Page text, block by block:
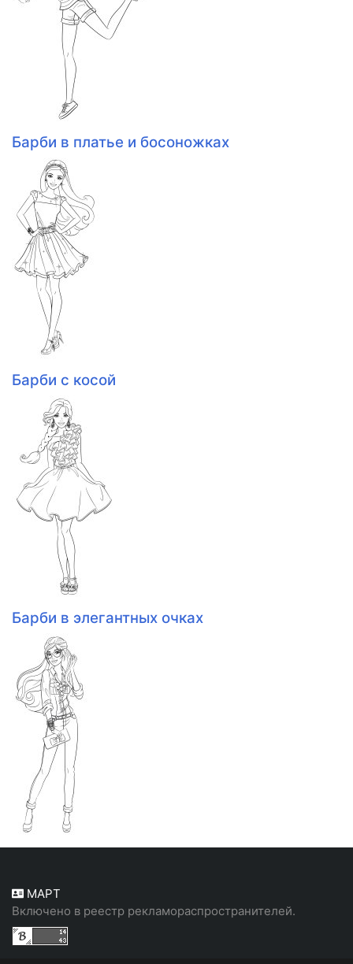
Барби в платье и босоножках
Барби с косой
Барби в элегантных очках
МАРТ
Включено в реестр рекламораспространителей.